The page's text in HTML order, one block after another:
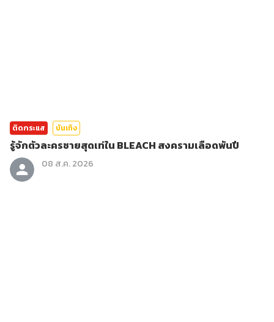
ติดกระแส บันเทิง
รู้จักตัวละครชายสุดเท่ใน BLEACH สงครามเลือดพันปี
08 ส.ค. 2026